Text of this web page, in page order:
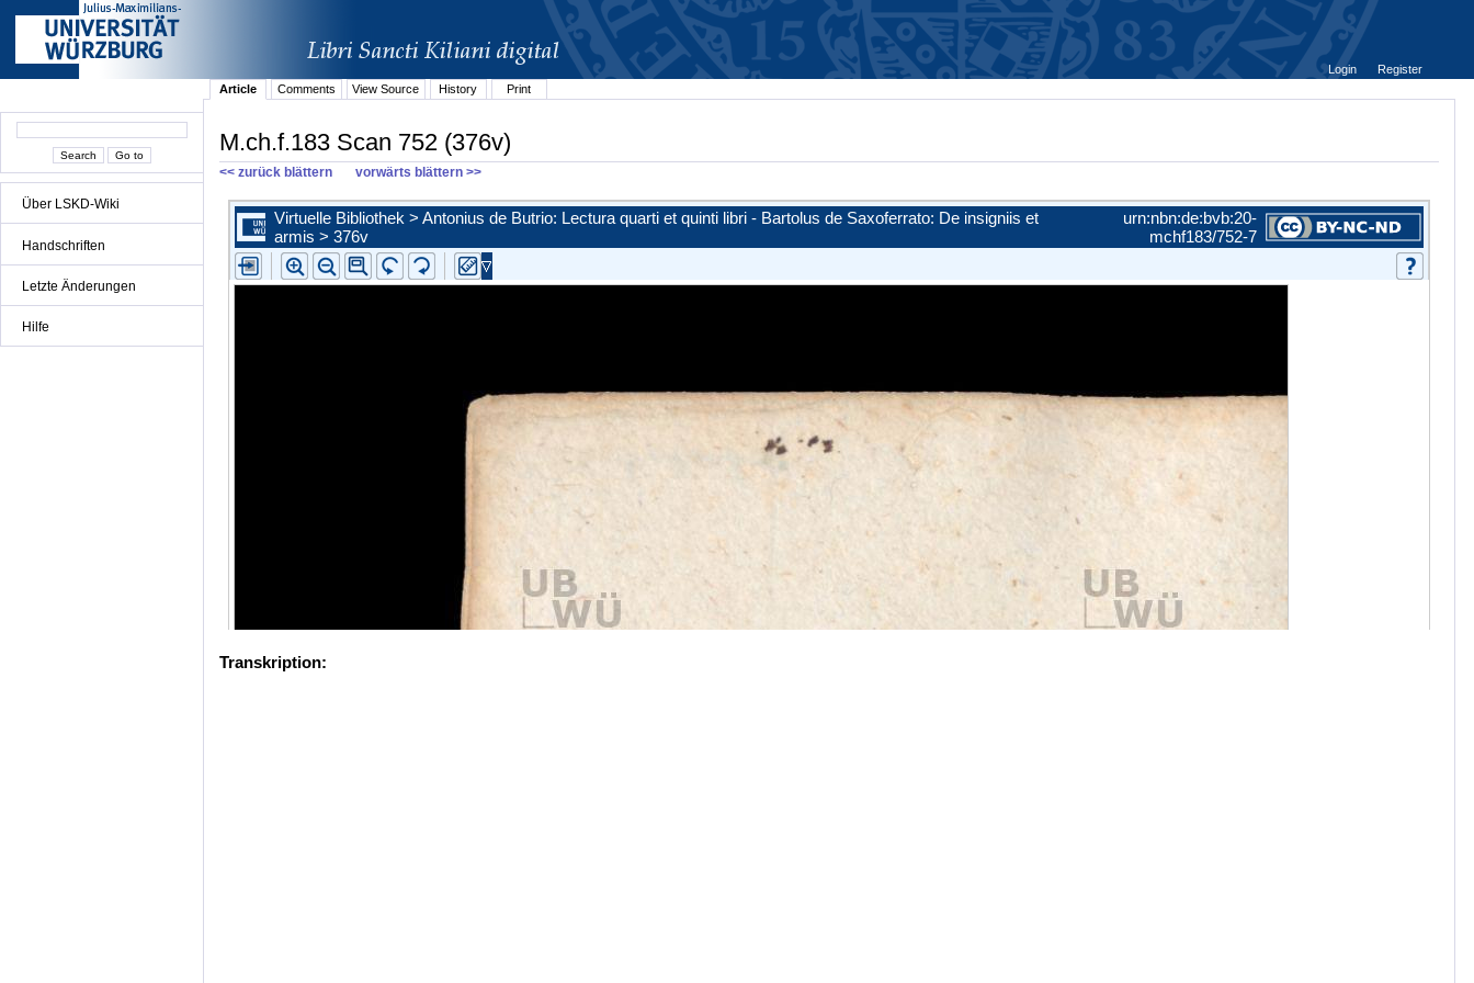
Über LSKD-Wiki
Handschriften
Letzte Änderungen
Hilfe
Login
Register
Article
Comments View Source History Print
M.ch.f.183 Scan 752 (376v)
<< zurück blättern vorwärts blättern >>
Transkription: